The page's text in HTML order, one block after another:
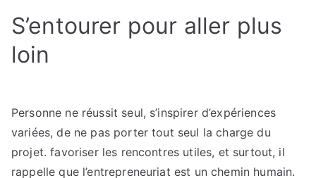
S’entourer pour aller plus
loin
Personne ne réussit seul, s’inspirer d’expériences
variées, de ne pas porter tout seul la charge du
projet. favoriser les rencontres utiles, et surtout, il
rappelle que l’entrepreneuriat est un chemin humain.